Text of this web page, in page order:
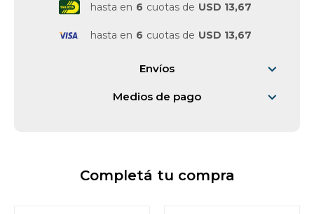
hasta en 6 cuotas de USD 13,67
hasta en 6 cuotas de USD 13,67
Envíos
Medios de pago
Completá tu compra